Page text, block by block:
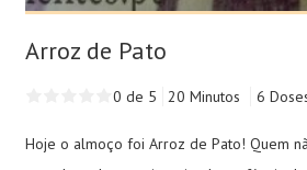
Arroz de Pato
0 de 5 20 Minutos 6
Hoje o almoço foi Arroz de Pato! Quem